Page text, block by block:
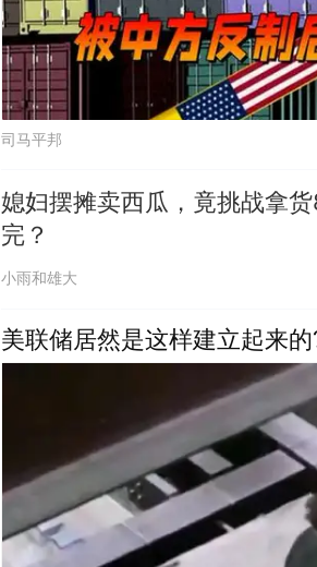
司马平邦
媳妇摆摊卖西瓜，竟挑战拿
完？
小雨和雄大
美联储居然是这样建立起来的